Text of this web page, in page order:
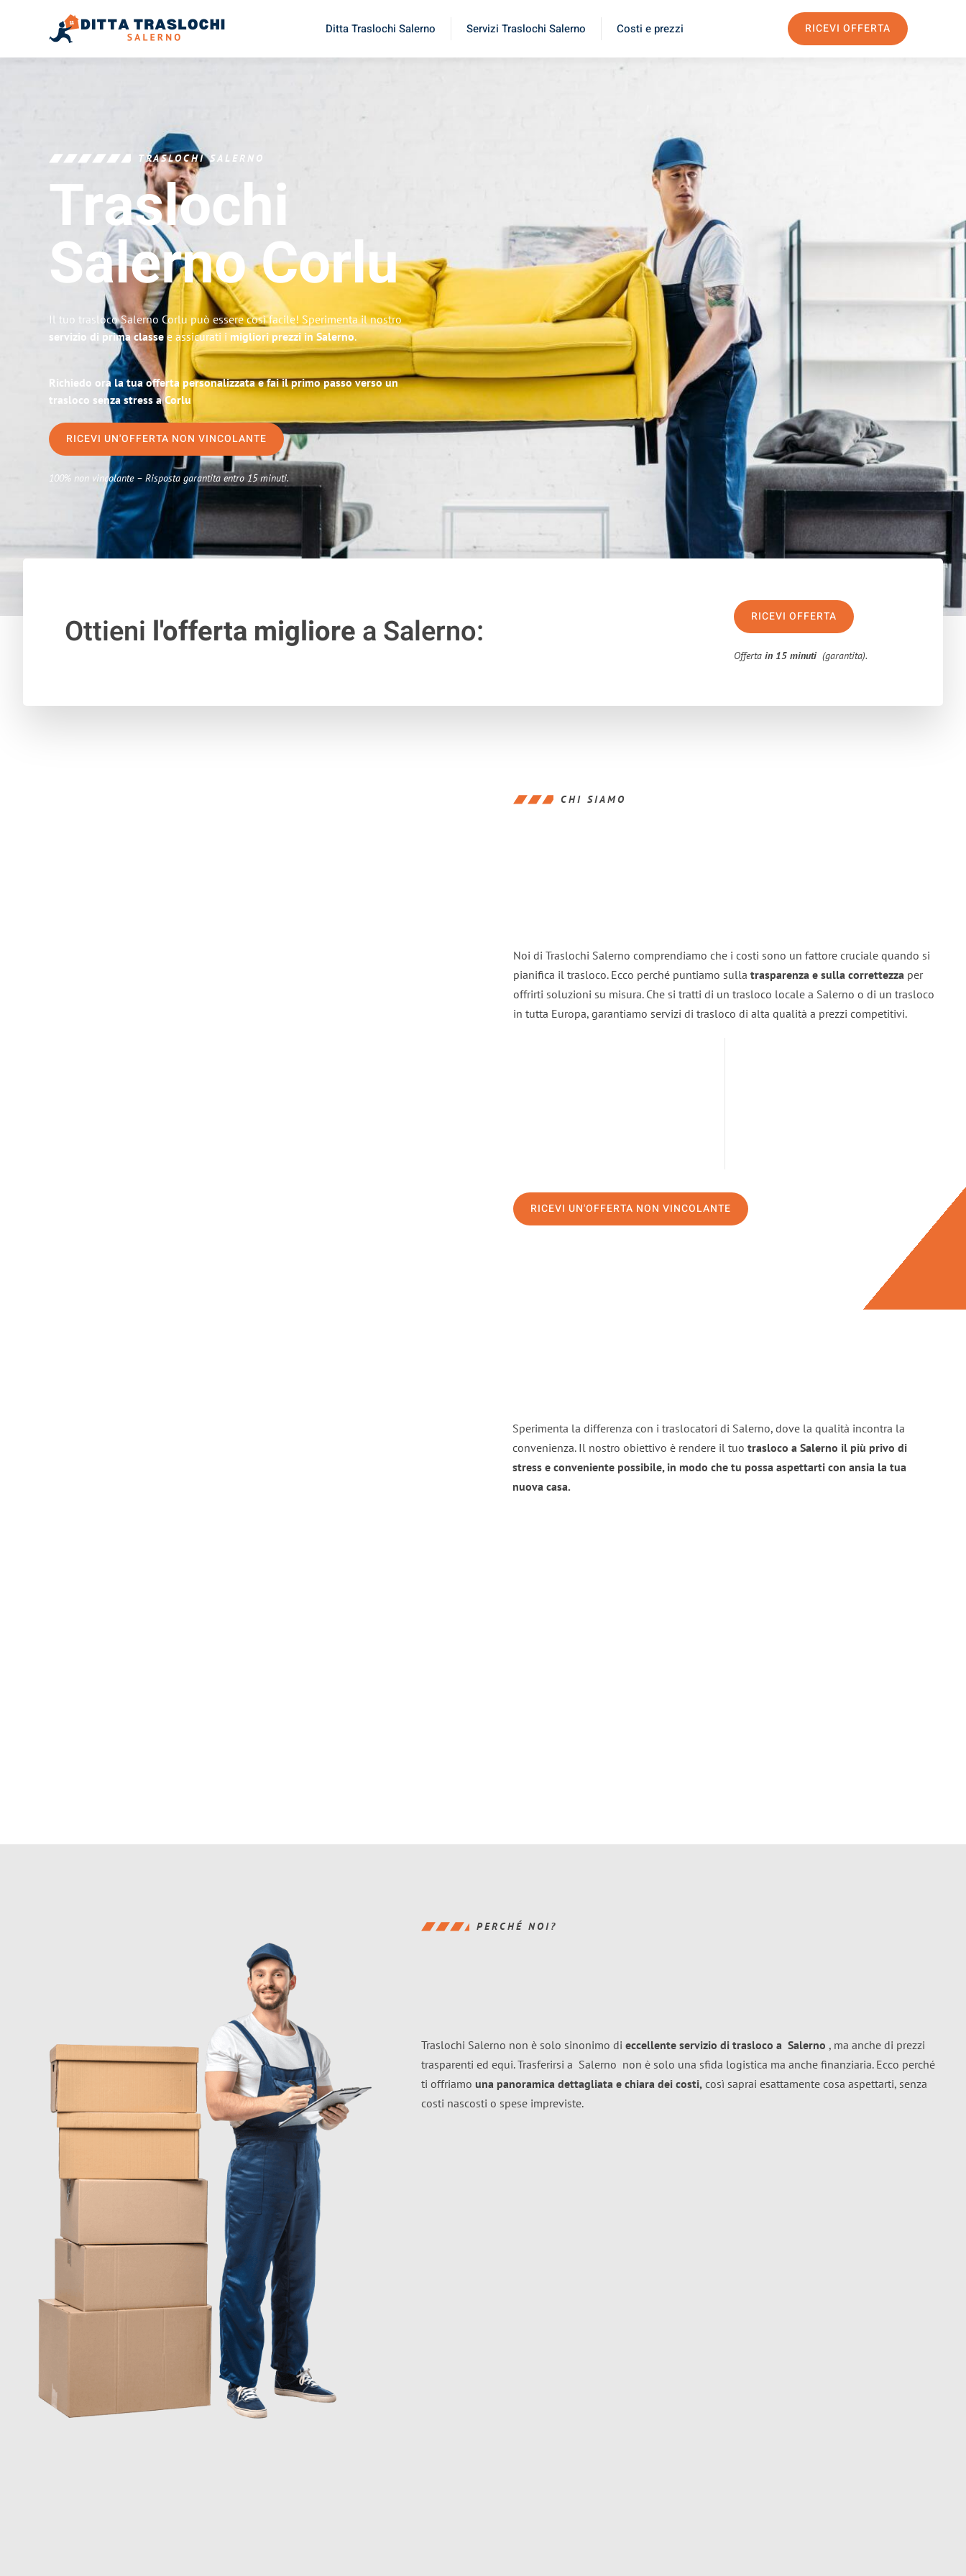
Ditta Traslochi Salerno Servizi Traslochi Salerno Costi e prezzi RICEVI OFFERTA
TRASLOCHI SALERNO
Traslochi
SalernoCorlu
Il tuo trasloco Salerno Corlu può essere così facile! Sperimenta il nostro
servizio di prima classe e assicurati i migliori prezzi in Salerno.
Richiedo ora la tua offerta personalizzata e fai il primo passo verso un
trasloco senza stress a Corlu
RICEVI UN'OFFERTA NON VINCOLANTE
100% non vincolante – Risposta garantita entro 15 minuti.
Ottieni l'offerta migliorea Salerno: RICEVI OFFERTA
Offertain 15 minuti (garantita).
CHI SIAMO
Noi di Traslochi Salerno comprendiamo che i costi sono un fattore cruciale quando si
pianifica il trasloco. Ecco perché puntiamo sulla trasparenza e sulla correttezza per
offrirti soluzioni su misura. Che si tratti di un trasloco locale a Salerno o di un trasloco
in tutta Europa, garantiamo servizi di trasloco di alta qualità a prezzi competitivi.
RICEVI UN'OFFERTA NON VINCOLANTE
Sperimenta la differenza con i traslocatori di Salerno, dove la qualità incontra la
convenienza. Il nostro obiettivo è rendere il tuo trasloco a Salerno il più privo di
stress e conveniente possibile, in modo che tu possa aspettarti con ansia la tua
nuova casa.
PERCHÉ NOI?
Traslochi Salerno non è solo sinonimo di eccellente servizio di trasloco a Salerno , ma anche di prezzi
trasparenti ed equi. Trasferirsi a Salerno non è solo una sfida logistica ma anche finanziaria. Ecco perché
ti offriamo una panoramica dettagliata e chiara dei costi, così saprai esattamente cosa aspettarti, senza
costi nascosti o spese impreviste.